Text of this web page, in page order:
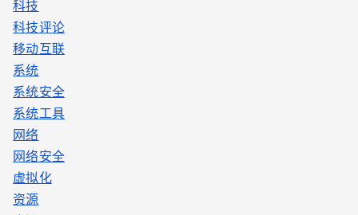
科技
科技评论
移动互联
系统
系统安全
系统工具
网络
网络安全
虚拟化
资源